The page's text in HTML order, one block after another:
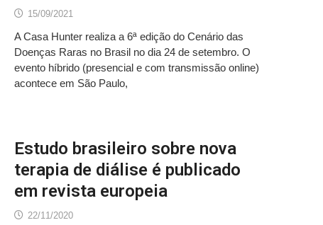
15/09/2021
A Casa Hunter realiza a 6ª edição do Cenário das
Doenças Raras no Brasil no dia 24 de setembro. O
evento híbrido (presencial e com transmissão online)
acontece em São Paulo,
Estudo brasileiro sobre nova
terapia de diálise é publicado
em revista europeia
22/11/2020